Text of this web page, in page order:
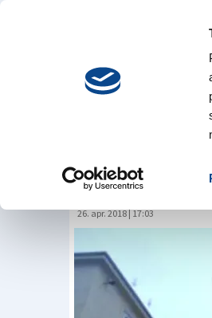
Želja
velike
26. apr. 2018 | 17:03